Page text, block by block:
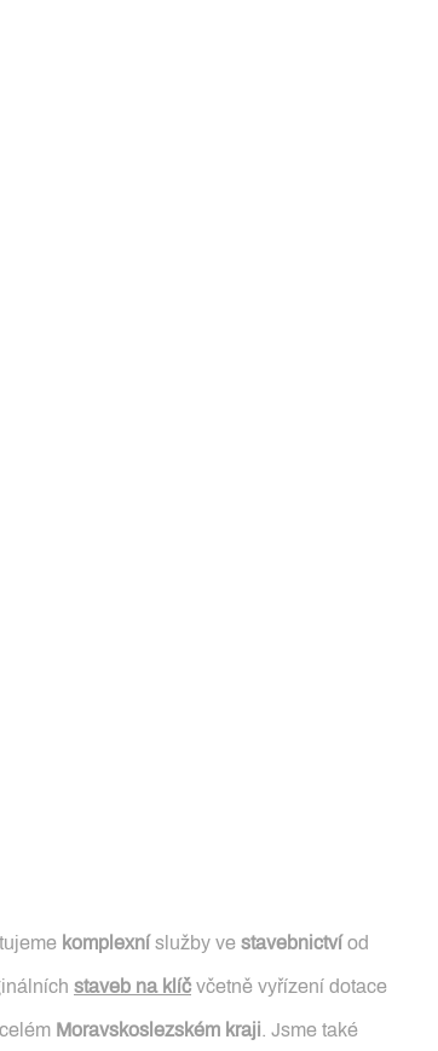
komplexní služby ve stavebnictví od
staveb na klíč včetně vyřízení dotace
Moravskoslezském kraji . Jsme také